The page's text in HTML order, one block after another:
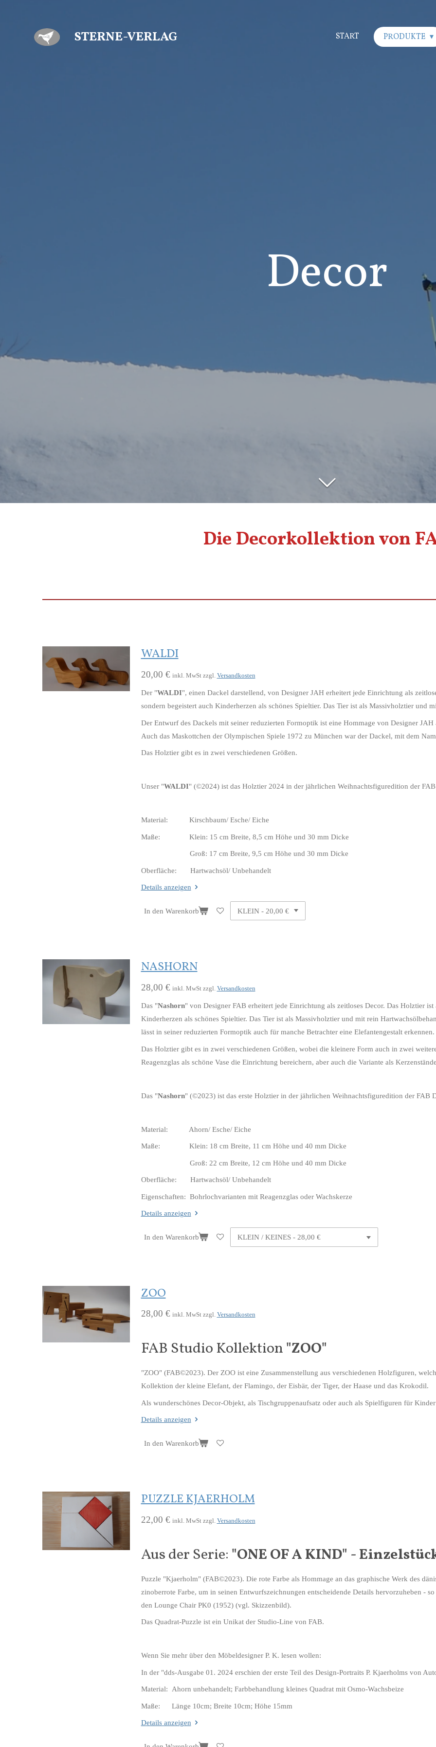
springen
STERNE-VERLAG START PRODUKTE
Decor
Die Decorkollektion von
WALDI
20,00 € inkl. MwSt zzgl. Versandkosten
Der "WALDI", einen Dackel darstellend, von Designer JAH erheitert jede Einrichtung als
sondern begeistert auch Kinderherzen als schönes Spieltier. Das Tier ist als Massivholztier und
Der Entwurf des Dackels mit seiner reduzierten Formoptik ist eine Hommage von Designer
Auch das Maskottchen der Olympischen Spiele 1972 zu München war der Dackel, mit dem
Das Holztier gibt es in zwei verschiedenen Größen.
Unser "WALDI" (©️2024) ist das Holztier 2024 in der jährlichen Weihnachtsfiguredition der
Material: Kirschbaum/ Esche/ Eiche
Maße: Klein: 15 cm Breite, 8,5 cm Höhe und 30 mm Dicke
Groß: 17 cm Breite, 9,5 cm Höhe und 30 mm Dicke
Oberfläche: Hartwachsöl/ Unbehandelt
Details anzeigen
In den Warenkorb
NASHORN
28,00 € inkl. MwSt zzgl. Versandkosten
Das "Nashorn" von Designer FAB erheitert jede Einrichtung als zeitloses Decor. Das Holztier
Kinderherzen als schönes Spieltier. Das Tier ist als Massivholztier und mit rein
lässt in seiner reduzierten Formoptik auch für manche Betrachter eine Elefantengestalt erkennen.
Das Holztier gibt es in zwei verschiedenen Größen, wobei die kleinere Form auch in zwei
Reagenzglas als schöne Vase die Einrichtung bereichern, aber auch die Variante als
Das "Nashorn" (©️2023) ist das erste Holztier in der jährlichen Weihnachtsfiguredition der FAB
Material: Ahorn/ Esche/ Eiche
Maße: Klein: 18 cm Breite, 11 cm Höhe und 40 mm Dicke
Groß: 22 cm Breite, 12 cm Höhe und 40 mm Dicke
Oberfläche: Hartwachsöl/ Unbehandelt
Eigenschaften: Bohrlochvarianten mit Reagenzglas oder Wachskerze
Details anzeigen
In den Warenkorb
ZOO
28,00 € inkl. MwSt zzgl. Versandkosten
FAB Studio Kollektion"ZOO"
"ZOO" (FAB©2023). Der ZOO ist eine Zusammenstellung aus verschiedenen Holzfiguren,
Kollektion der kleine Elefant, der Flamingo, der Eisbär, der Tiger, der Haase und das Krokodil.
Als wunderschönes Decor-Objekt, als Tischgruppenaufsatz oder auch als Spielfiguren für
Details anzeigen
In den Warenkorb
PUZZLE KJAERHOLM
22,00 € inkl. MwSt zzgl. Versandkosten
Aus der Serie: "ONE OF A KIND" -
Puzzle "Kjaerholm" (FAB©2023). Die rote Farbe als Hommage an das graphische Werk des
zinoberrote Farbe, um in seinen Entwurfszeichnungen entscheidende Details hervorzuheben -
den Lounge Chair PK0 (1952) (vgl. Skizzenbild).
Das Quadrat-Puzzle ist ein Unikat der Studio-Line von FAB.
Wenn Sie mehr über den Möbeldesigner P. K. lesen wollen:
In der "dds-Ausgabe 01. 2024 erschien der erste Teil des Design-Portraits P. Kjaerholms von
Material: Ahorn unbehandelt; Farbbehandlung kleines Quadrat mit Osmo-Wachsbeize
Maße: Länge 10cm; Breite 10cm; Höhe 15mm
Details anzeigen